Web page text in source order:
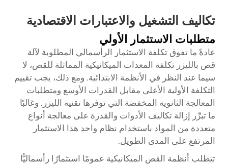
تكاليف التشغيل والاعتبارات الاقتصادية
متطلبات الاستثمار الأولي
عادةً ما تفوق تكلفة الاستثمار الرأسمالي المطلوبة لآلة
قص بالليزر تكلفة المعدات الميكانيكية المماثلة للقص، لا
سيما عند النظر في الأنظمة الابتدائية. ومع ذلك، يجب تقييم
التكلفة الأولية الأعلى مقابل القدرات الأوسع ومتطلبات
المعالجة الثانوية المخفضة التي توفرها تقنية الليزر. وغالبًا
ما تبرِّر إزالة تكاليف الأدوات والقدرة على معالجة أنواع
متعددة من المواد باستخدام نظام واحد هذا الاستثمار
المرتفع على المدى الطويل.
تتطلب أنظمة القص الميكانيكية عمومًا استثمارًا رأسماليًّا